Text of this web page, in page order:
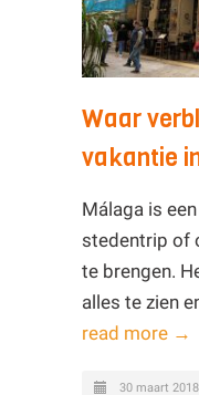
Waar
vakantie
Málaga is
stedentrip of
te brengen.
alles te zien
read more →
30 maart 2018